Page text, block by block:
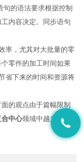
的语法要求根据控制
内容决定。同步语句
，尤其对大批量的零
零件的加工时间如果
省下来的时间和资源将
的观点由于篇幅限制
合中心领域中越来越多